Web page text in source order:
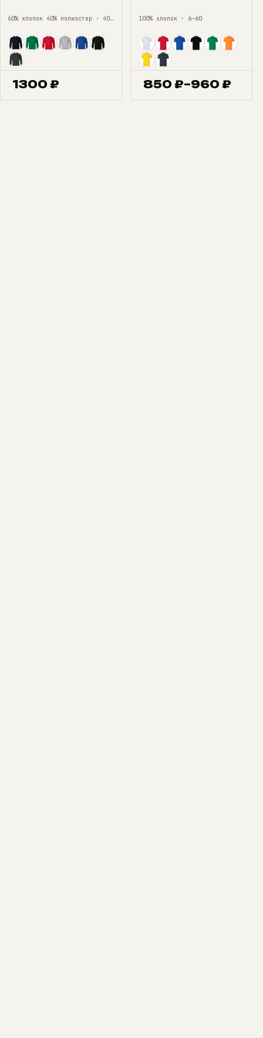
60% хлопок 40% полиэстер · 40—56
1300 ₽
100% хлопок · 6—60
850 ₽–960 ₽
Диапазон
цен: